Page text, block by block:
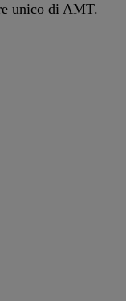
unico di AMT.